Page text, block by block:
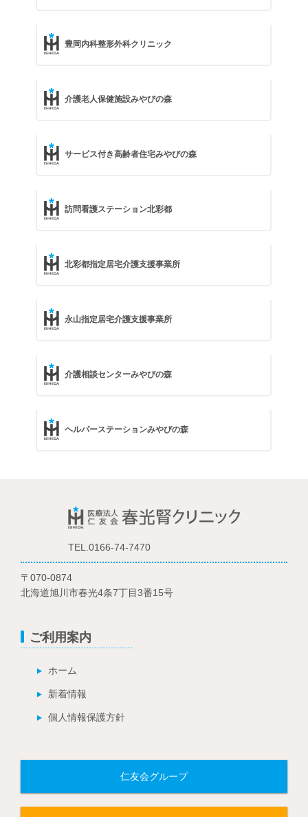
豊岡内科整形外科クリニック
介護老人保健施設みやびの森
サービス付き高齢者住宅みやびの森
訪問看護ステーション北彩都
北彩都指定居宅介護支援事業所
永山指定居宅介護支援事業所
介護相談センターみやびの森
ヘルパーステーションみやびの森
TEL.0166-74-7470
〒070-0874
北海道旭川市春光4条7丁目3番15号
ご利用案内
ホーム
新着情報
個人情報保護方針
仁友会グループ